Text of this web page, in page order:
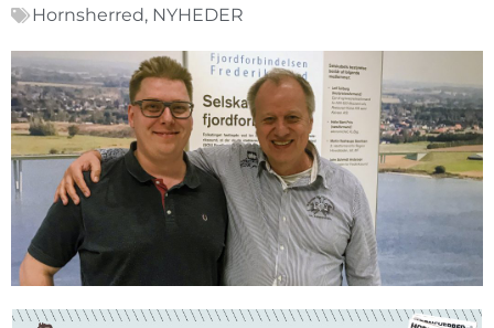
Hornsherred, NYHEDER